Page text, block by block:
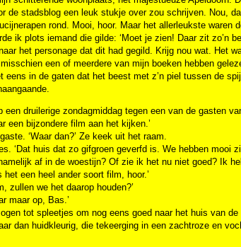
de stadsblog een leuk stukje over zou schrijven. Nou,
rond. Mooi, hoor. Maar het allerleukste
ik plots iemand die gilde: ‘Moet je zien! Daar zit zo’n
het personage dat dit had gegild. Krijg nou wat. Het
een of meerdere van mijn boeken hebben
eens in de gaten dat het beest met z’n piel tussen de
een druilerige zondagmiddag tegen een van de gasten
een bijzondere film aan het kijken.’
gaste. ‘Waar dan?’ Ze keek uit het raam.
‘Dat huis dat zo gifgroen geverfd is. We hebben
af in de woestijn? Of zie ik het nu niet goed? Ik
het een heel ander soort film, hoor.’
zullen we het daarop houden?’
maar op, Bas.’
ogen tot spleetjes om nog eens goed naar het huis van
dan huidkleurig, die tekeerging in een zachtroze en